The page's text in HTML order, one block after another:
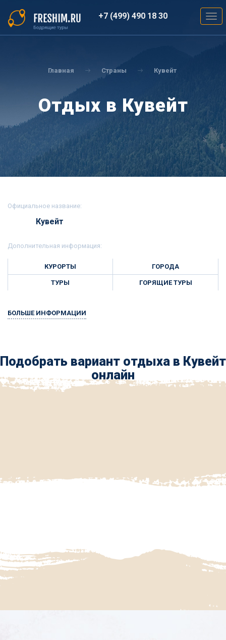
основному
содержанию
+7 (499) 490 18 30
Главная Страны Кувейт
Отдых в Кувейт
Официальное название:
Кувейт
Дополнительная информация:
КУРОРТЫ ГОРОДА
ТУРЫ ГОРЯЩИЕ ТУРЫ
БОЛЬШЕ ИНФОРМАЦИИ
Подобрать вариант отдыха в Кувейт
онлайн